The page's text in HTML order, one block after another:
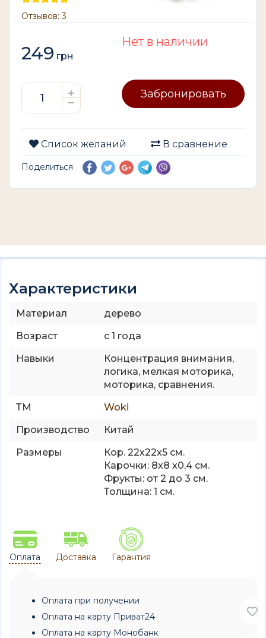
Отзывов: 3
249 грн
Нет в наличии
Забронировать
Список желаний В сравнение
Поделиться
Характеристики
Материал
дерево
Возраст
с 1 года
Навыки
Концентрация внимания,
логика, мелкая моторика,
моторика, сравнения.
ТМ
Woki
Производство
Китай
Размеры
Кор. 22х22х5 см.
Карочки: 8х8 х0,4 см.
Фрукты: от 2 до 3 см.
Толщина: 1 см.
Оплата Доставка Гарантия
Оплата при получении
Оплата на карту Приват24
Оплата на карту Монобанк